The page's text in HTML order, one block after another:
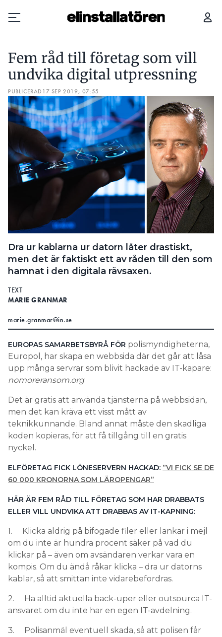
Prenumerera
Hantera prenumeration
Lediga jobb
Annonsera
Läs E-tidningen
Om tidningen
Personuppgifter
Fem råd till företag som vill
undvika digital utpressning
PUBLICERAD 17 SEP 2019, 07:55
Dra ur kablarna ur datorn låter drastiskt,
men det är faktiskt ett av råden till den som
hamnat i den digitala rävsaxen.
TEXT
MARIE GRANMAR
marie.granmar@in.se
EUROPAS SAMARBETSBYRÅ FÖR polismyndigheterna,
Europol, har skapa en webbsida där det går att låsa
upp många servrar som blivit hackade av IT-kapare:
nomoreransom.org
Det är gratis att använda tjänsterna på webbsidan,
men det kan kräva ett visst mått av
teknikkunnande. Bland annat måste den skadliga
koden kopieras, för att få tillgång till en gratis
nyckel.
ELFÖRETAG FICK LÖNESERVERN HACKAD: ”VI FICK SE DE
60 000 KRONORNA SOM LÄROPENGAR”
HÄR ÄR FEM RÅD TILL FÖRETAG SOM HAR DRABBATS
ELLER VILL UNDVIKA ATT DRABBAS AV IT-KAPNING:
1. Klicka aldrig på bifogade filer eller länkar i mejl
om du inte är hundra procent säker på vad du
klickar på – även om avsändaren verkar vara en
kompis. Om du ändå råkar klicka – dra ur datorns
kablar, så att smittan inte vidarebefordras.
2. Ha alltid aktuella back-uper eller outsourca IT-
ansvaret om du inte har en egen IT-avdelning.
3. Polisanmäl eventuell skada, så att polisen får